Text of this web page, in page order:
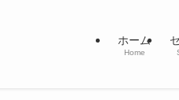
ホーム
Home